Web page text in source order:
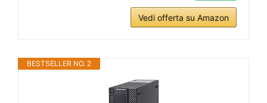
Vedi offerta su Amazon
BESTSELLER NO. 2